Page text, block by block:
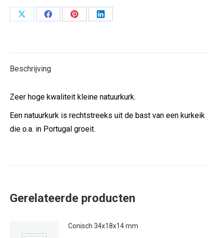
Deel
Deel
Deel
Deel
Beschrijving
Zeer hoge kwaliteit kleine natuurkurk.
Een natuurkurk is rechtstreeks uit de bast van een kurkeik
die o.a. in Portugal groeit.
Gerelateerde producten
Conisch 34x18x14 mm